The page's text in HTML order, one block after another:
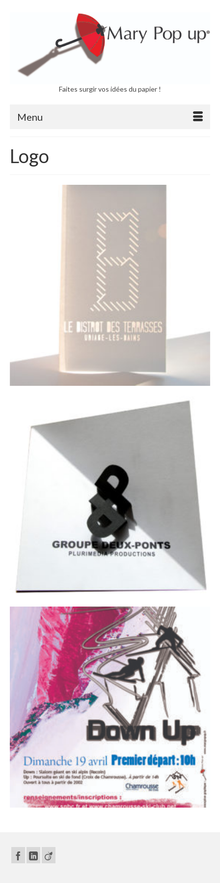
Faites surgir vos idées du papier !
Menu
Logo